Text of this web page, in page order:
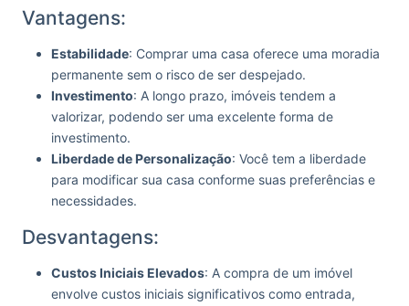
Vantagens:
Estabilidade: Comprar uma casa oferece uma moradia
permanente sem o risco de ser despejado.
Investimento: A longo prazo, imóveis tendem a
valorizar, podendo ser uma excelente forma de
investimento.
Liberdade de Personalização: Você tem a liberdade
para modificar sua casa conforme suas preferências e
necessidades.
Desvantagens:
Custos Iniciais Elevados: A compra de um imóvel
envolve custos iniciais significativos como entrada,